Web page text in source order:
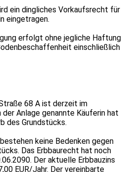
ein dingliches Vorkaufsrecht für
eingetragen.
erfolgt ohne jegliche Haftung
einschließlich
68 A ist derzeit im
Anlage genannte Käuferin hat
des Grundstücks.
keine Bedenken gegen
Das Erbbaurecht hat noch
Der aktuelle Erbbauzins
EUR/Jahr. Der vereinbarte